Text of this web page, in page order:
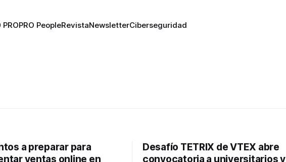
PRO PeopleRevistaNewsletterCiberseguridad
a preparar para
ventas online en
Desafío TETRIX de VTEX abre
convocatoria a universitarios y